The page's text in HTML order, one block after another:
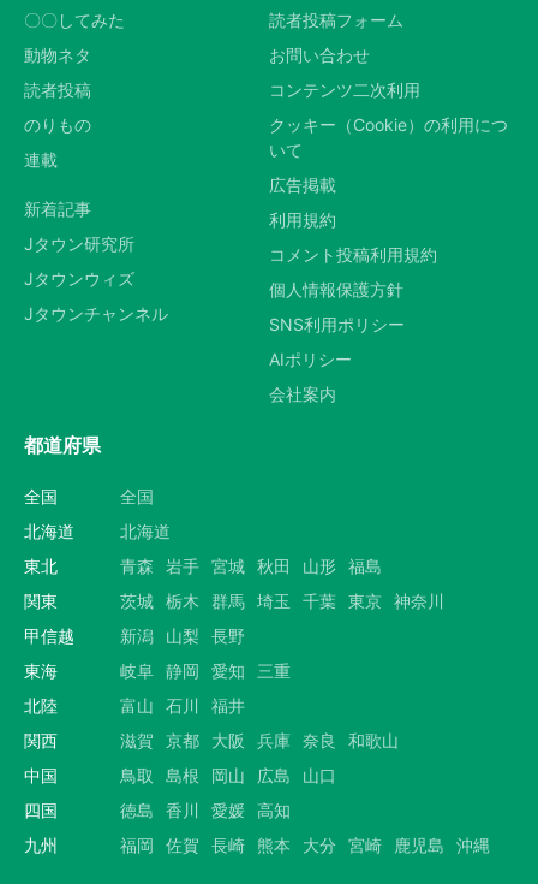
〇〇してみた
動物ネタ
読者投稿
のりもの
連載
新着記事
Jタウン研究所
Jタウンウィズ
Jタウンチャンネル
読者投稿フォーム
お問い合わせ
コンテンツ二次利用
クッキー（Cookie）の利用につ
いて
広告掲載
利用規約
コメント投稿利用規約
個人情報保護方針
SNS利用ポリシー
AIポリシー
会社案内
都道府県
全国
全国
北海道
北海道
東北
青森 岩手 宮城 秋田 山形 福島
関東
茨城 栃木 群馬 埼玉 千葉 東京 神奈川
甲信越
新潟 山梨
長野
東海
岐阜 静岡 愛知
三重
北陸
富山 石川
福井
関西
滋賀 京都 大阪 兵庫 奈良
和歌山
中国
鳥取 島根 岡山 広島
山口
四国
徳島 香川 愛媛 高知
九州
福岡 佐賀 長崎 熊本 大分 宮崎 鹿児島 沖縄